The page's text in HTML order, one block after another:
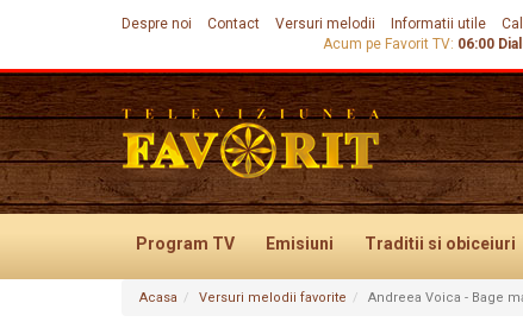
Despre noi Contact Versuri melodii Informatii utile
Acum pe Favorit TV: 06:00
Program TV Emisiuni Traditii si obiceiuri
Evenimente
Acasa Versuri melodii favorite Andreea Voica - Bage